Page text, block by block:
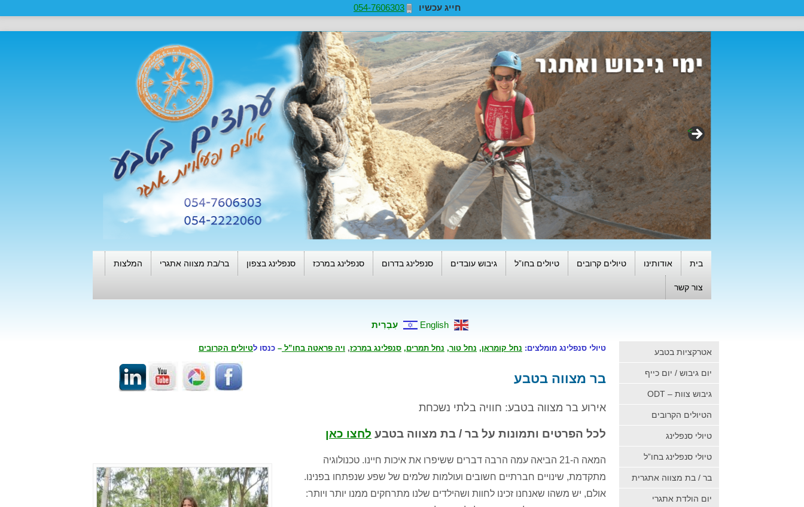
חייג עכשיו 054-7606303
>
בית אודותינו טיולים קרובים טיולים בחו”ל גיבוש עובדים סנפלינג בדרום סנפלינג במרכז סנפלינג בצפון בר/בת מצווה אתגרי המלצות
צור קשר
English עִבְרִית
טיולי סנפלינג מומלצים: נחל קומראן, נחל טור, נחל תמרים, סנפלינג במרכז, ויה פראטה בחו”ל – כנסו לטיולים הקרובים
בר מצווה בטבע
אירוע בר מצווה בטבע: חוויה בלתי נשכחת
לכל הפרטים ותמונות על בר / בת מצווה בטבע לחצו כאן
המאה ה-21 הביאה עמה הרבה דברים ששיפרו את איכות חיינו.טכנולוגיה
מתקדמת, שינויים חברתיים חשובים ועולמות שלמים של שפע שנפתחו בפנינו.
אולם, יש משהו שאנחנו זכינו לחוות ושהילדים שלנו מתרחקים ממנו יותר ויותר:
אטרקציות בטבע
יום גיבוש / יום כייף
גיבוש צוות – ODT
הטיולים הקרובים
טיולי סנפלינג
טיולי סנפלינג בחו”ל
בר / בת מצווה אתגרית
יום הולדת אתגרי